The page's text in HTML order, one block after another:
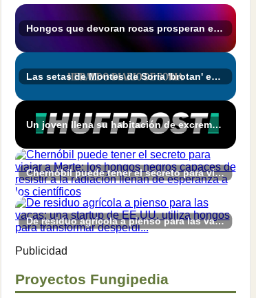
Hongos que devoran rocas prosperan en las profundidades de la Tierra
Las setas de Montes de Soria 'brotan' en Boós gracias a MICOhábitats - Heraldo-Diario de Soria
Un joven llena su habitación de excrementos para grabar los hongos que crecen en ellos: "Tengo un compañero de piso muy comprensivo"
Chernóbil puede tener el secreto para viajar a Marte: los hongos negros capaces de resistir a la radiación llenan de esperanza a los científicos
De residuo agrícola a pienso para las vacas: una startup de EE.UU. utiliza hongos para transformar desperdi...
Publicidad
Proyectos Fungipedia